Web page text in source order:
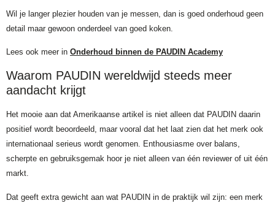
Wil je langer plezier houden van je messen, dan is goed onderhoud geen
detail maar gewoon onderdeel van goed koken.
Lees ook meer in Onderhoud binnen de PAUDIN Academy
Waarom PAUDIN wereldwijd steeds meer
aandacht krijgt
Het mooie aan dat Amerikaanse artikel is niet alleen dat PAUDIN daarin
positief wordt beoordeeld, maar vooral dat het laat zien dat het merk ook
internationaal serieus wordt genomen. Enthousiasme over balans,
scherpte en gebruiksgemak hoor je niet alleen van één reviewer of uit één
markt.
Dat geeft extra gewicht aan wat PAUDIN in de praktijk wil zijn: een merk